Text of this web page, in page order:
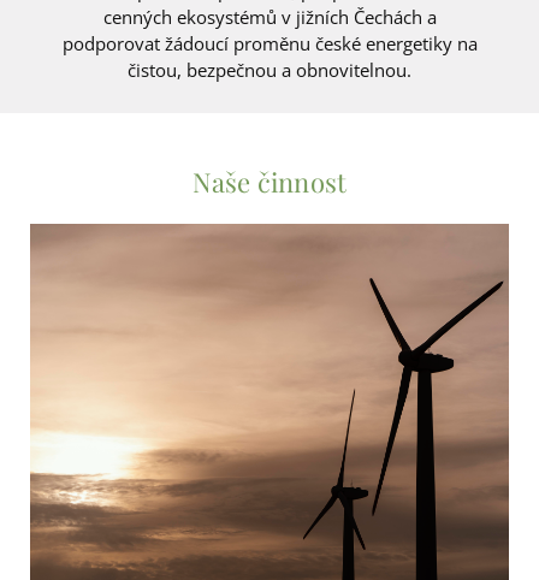
cenných ekosystémů v jižních Čechách a
podporovat žádoucí proměnu české energetiky na
čistou, bezpečnou a obnovitelnou.
Naše činnost